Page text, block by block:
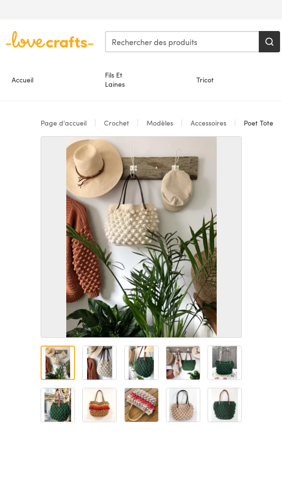
Accueil
Fils Et
Laines
Tricot
Page d'accueil Crochet Modèles Accessoires Poet Tote